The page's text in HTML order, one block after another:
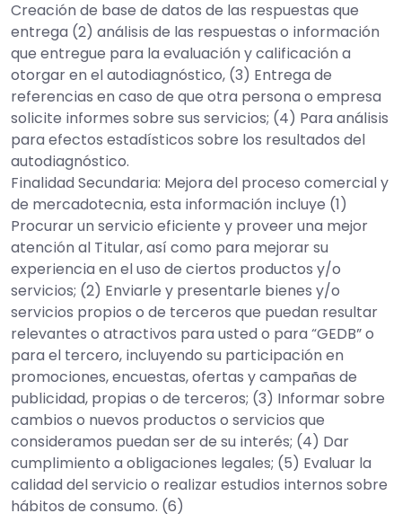
Creación de base de datos de las respuestas que
entrega (2) análisis de las respuestas o información
que entregue para la evaluación y calificación a
otorgar en el autodiagnóstico, (3) Entrega de
referencias en caso de que otra persona o empresa
solicite informes sobre sus servicios; (4) Para análisis
para efectos estadísticos sobre los resultados del
autodiagnóstico.
Finalidad Secundaria: Mejora del proceso comercial y
de mercadotecnia, esta información incluye (1)
Procurar un servicio eficiente y proveer una mejor
atención al Titular, así como para mejorar su
experiencia en el uso de ciertos productos y/o
servicios; (2) Enviarle y presentarle bienes y/o
servicios propios o de terceros que puedan resultar
relevantes o atractivos para usted o para “GEDB” o
para el tercero, incluyendo su participación en
promociones, encuestas, ofertas y campañas de
publicidad, propias o de terceros; (3) Informar sobre
cambios o nuevos productos o servicios que
consideramos puedan ser de su interés; (4) Dar
cumplimiento a obligaciones legales; (5) Evaluar la
calidad del servicio o realizar estudios internos sobre
hábitos de consumo. (6)